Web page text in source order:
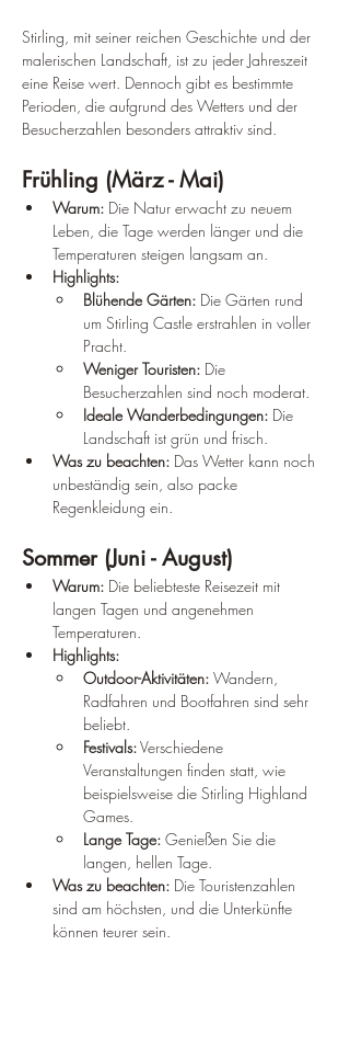
Stirling, mit seiner reichen Geschichte und der
malerischen Landschaft, ist zu jeder Jahreszeit
eine Reise wert. Dennoch gibt es bestimmte
Perioden, die aufgrund des Wetters und der
Besucherzahlen besonders attraktiv sind.
Frühling (März - Mai)
Warum: Die Natur erwacht zu neuem
Leben, die Tage werden länger und die
Temperaturen steigen langsam an.
Highlights:
Blühende Gärten: Die Gärten rund
um Stirling Castle erstrahlen in voller
Pracht.
Weniger Touristen: Die
Besucherzahlen sind noch moderat.
Ideale Wanderbedingungen: Die
Landschaft ist grün und frisch.
Was zu beachten: Das Wetter kann noch
unbeständig sein, also packe
Regenkleidung ein.
Sommer (Juni - August)
Warum: Die beliebteste Reisezeit mit
langen Tagen und angenehmen
Temperaturen.
Highlights:
Outdoor-Aktivitäten: Wandern,
Radfahren und Bootfahren sind sehr
beliebt.
Festivals: Verschiedene
Veranstaltungen finden statt, wie
beispielsweise die Stirling Highland
Games.
Lange Tage: Genießen Sie die
langen, hellen Tage.
Was zu beachten: Die Touristenzahlen
sind am höchsten, und die Unterkünfte
können teurer sein.